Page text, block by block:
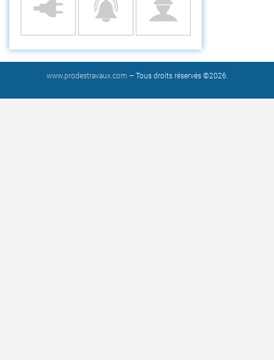
www.prodestravaux.com – Tous droits réservés ©2026.